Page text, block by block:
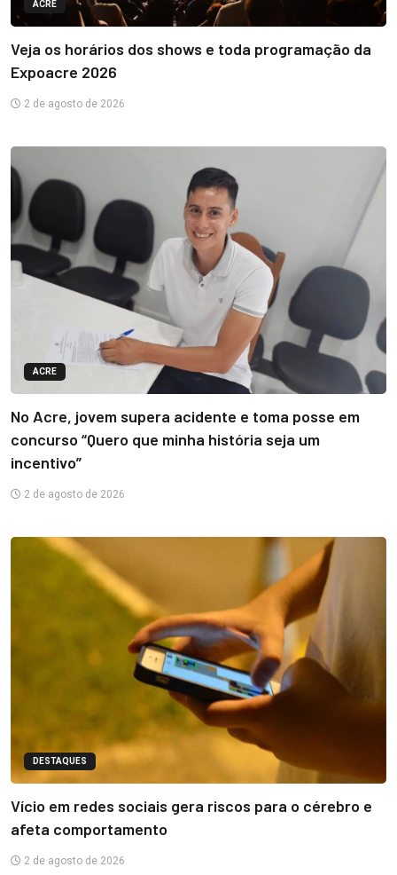
ACRE
Veja os horários dos shows e toda programação da
Expoacre 2026
2 de agosto de 2026
ACRE
No Acre, jovem supera acidente e toma posse em
concurso “Quero que minha história seja um
incentivo”
2 de agosto de 2026
DESTAQUES
Vício em redes sociais gera riscos para o cérebro e
afeta comportamento
2 de agosto de 2026